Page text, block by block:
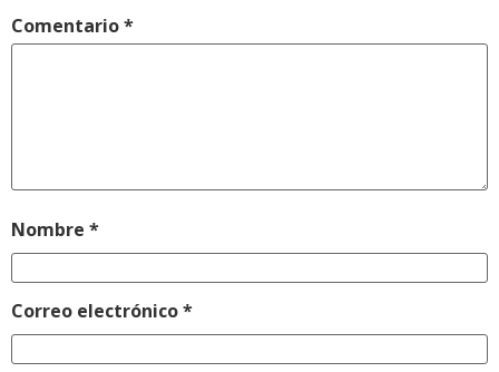
Comentario*
Nombre *
Correo electrónico*